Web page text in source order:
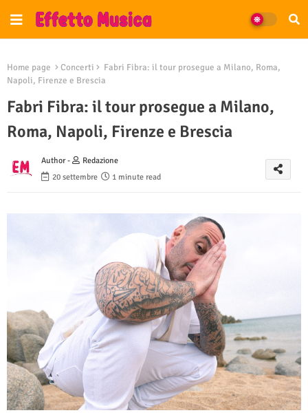
Home page Concerti
Fabri Fibra: il tour prosegue a Milano, Roma,
Napoli, Firenze e Brescia
Fabri Fibra: il tour prosegue a Milano,
Roma, Napoli, Firenze e Brescia
Author -
Redazione
20 settembre
1 minute read